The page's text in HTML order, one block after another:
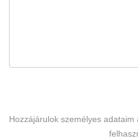
Hozzájárulok személyes adataim